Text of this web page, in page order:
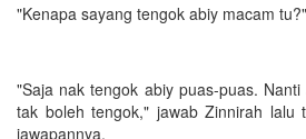
"Kenapa sayang tengok abiy macam
"Saja nak tengok abiy puas-puas.
tak boleh tengok," jawab Zinnirah lalu
jawapannya.